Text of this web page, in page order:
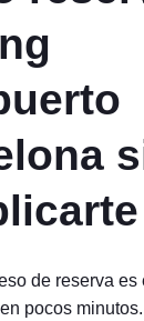
de reserva es
pocos